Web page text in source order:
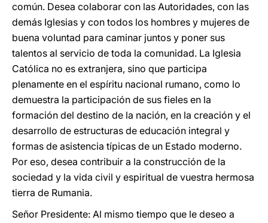
común. Desea colaborar con las Autoridades, con las
demás Iglesias y con todos los hombres y mujeres de
buena voluntad para caminar juntos y poner sus
talentos al servicio de toda la comunidad. La Iglesia
Católica no es extranjera, sino que participa
plenamente en el espíritu nacional rumano, como lo
demuestra la participación de sus fieles en la
formación del destino de la nación, en la creación y el
desarrollo de estructuras de educación integral y
formas de asistencia típicas de un Estado moderno.
Por eso, desea contribuir a la construcción de la
sociedad y la vida civil y espiritual de vuestra hermosa
tierra de Rumania.
Señor Presidente: Al mismo tiempo que le deseo a